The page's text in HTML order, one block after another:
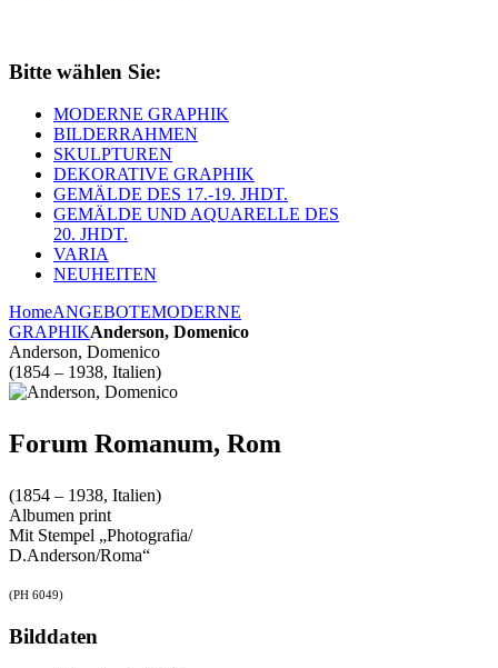
Bitte wählen Sie:
MODERNE GRAPHIK
BILDERRAHMEN
SKULPTUREN
DEKORATIVE GRAPHIK
GEMÄLDE DES 17.-19. JHDT.
GEMÄLDE UND AQUARELLE DES
20. JHDT.
VARIA
NEUHEITEN
HomeANGEBOTEMODERNE
GRAPHIKAnderson, Domenico
Anderson, Domenico
(1854 – 1938, Italien)
Forum Romanum, Rom
(1854 – 1938, Italien)
Albumen print
Mit Stempel „Photografia/
D.Anderson/Roma“
(PH 6049)
Bilddaten